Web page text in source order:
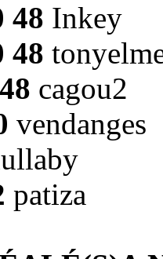
48 Inkey
48
cagou2
vendanges
patiza